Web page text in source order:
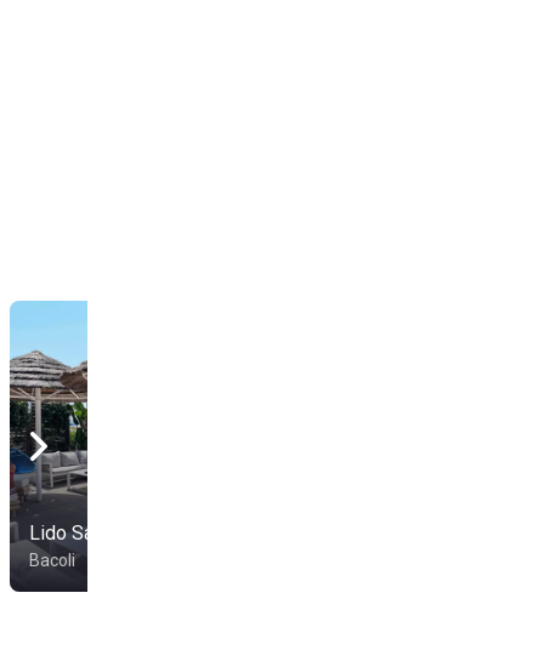
Lido Saturday
Bacoli